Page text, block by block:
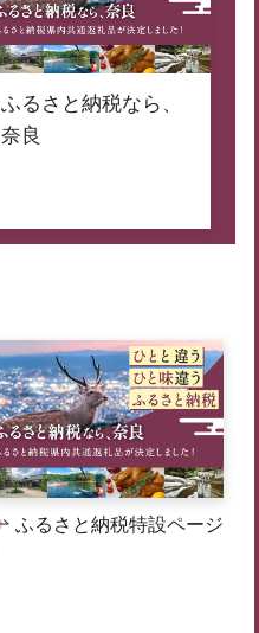
ふるさと納税なら、
奈良
ふるさと納税特設ページ